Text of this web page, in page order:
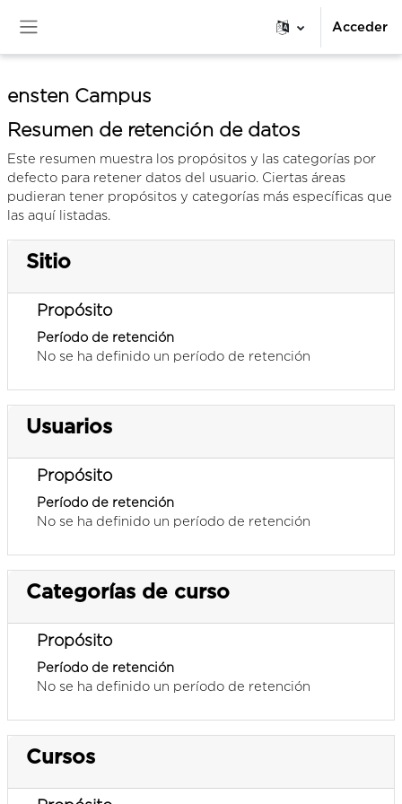
Acceder
ensten Campus
Resumen de retención de datos
Este resumen muestra los propósitos y las categorías por
defecto para retener datos del usuario. Ciertas áreas
pudieran tener propósitos y categorías más específicas que
las aquí listadas.
Sitio
Propósito
Período de retención
No se ha definido un período de retención
Usuarios
Propósito
Período de retención
No se ha definido un período de retención
Categorías de curso
Propósito
Período de retención
No se ha definido un período de retención
Cursos